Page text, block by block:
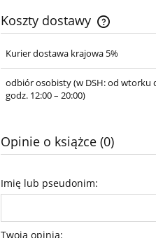
Koszty dostawy
Cena nie
płatności
Kurier dostawa krajowa 5%
odbiór osobisty(w DSH: od wtorku
godz. 12:00 – 20:00)
Opinie o książce (0)
Imię lub pseudonim:
Twoja opinia: